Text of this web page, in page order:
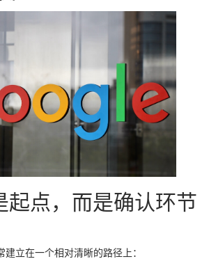
起点，而是确认环节
立在一个相对清晰的路径上：